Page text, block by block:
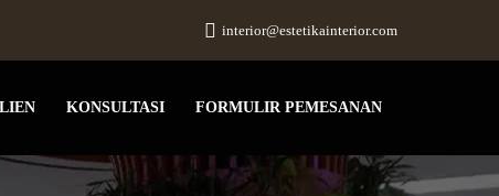
interior@estetikainterior.com
KONSULTASI FORMULIR PEMESANAN